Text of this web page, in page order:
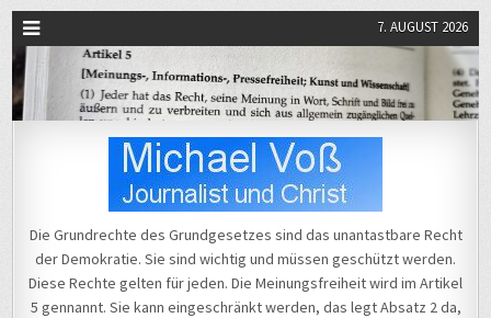
7. AUGUST 2026
Michael Voß
Die Grundrechte des Grundgesetzes sind das unantastbare Recht
der Demokratie. Sie sind wichtig und müssen geschützt werden.
Diese Rechte gelten für jeden. Die Meinungsfreiheit wird im Artikel
5 gennannt. Sie kann eingeschränkt werden, das legt Absatz 2 da,